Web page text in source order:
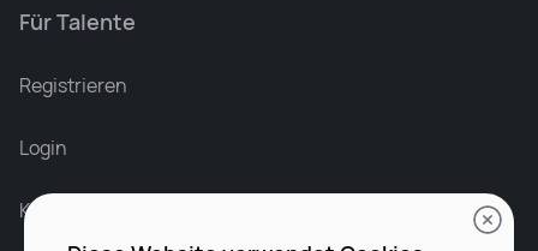
Für Talente
Registrieren
Login
Karriere bei Rocken